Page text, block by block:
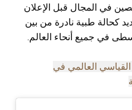
في المجال قبل الإعلان
كحالة طبية نادرة من بين
العالمي في